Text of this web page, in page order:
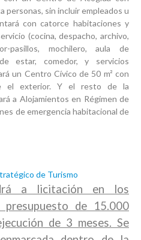
personas, sin incluir empleados u
con catorce habitaciones y
(cocina, despacho, archivo,
pasillos, mochilero, aula de
estar, comedor, y servicios
un Centro Cívico de 50 m² con
el exterior. Y el resto de la
a Alojamientos en Régimen de
de emergencia habitacional de
de Turismo
a licitación en los
de 15.000
de 3 meses. Se